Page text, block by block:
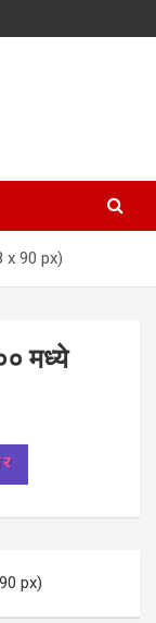
x 90 px)
मध्ये
px)